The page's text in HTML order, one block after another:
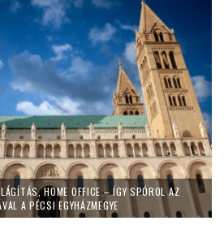
HOME OFFICE – ÍGY SPÓROL AZ
A PÉCSI EGYHÁZMEGYE